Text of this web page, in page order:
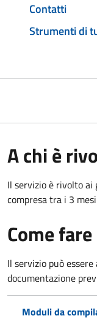
Contatti
Strumenti di
A chi è
Il servizio è rivolto
compresa tra i 3
Come fare
Il servizio può
documentazione
Moduli da